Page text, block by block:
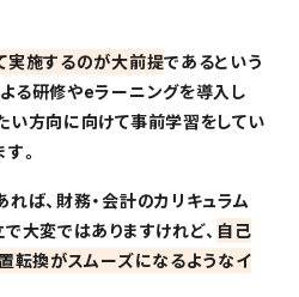
実施するのが大前提であるという
る研修やeラーニングを導入し
い方向に向けて事前学習をしてい
。
ば、財務・会計のカリキュラム
大変ではありますけれど、 自己
転換がスムーズになるようなイ